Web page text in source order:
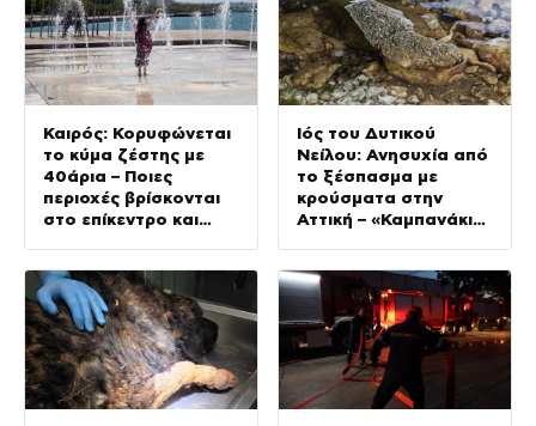
Καιρός: Κορυφώνεται
το κύμα ζέστης με
40άρια – Ποιες
περιοχές βρίσκονται
στο επίκεντρο και
μελτέμια
Ιός του Δυτικού
Νείλου: Ανησυχία από
το ξέσπασμα με
κρούσματα στην
Αττική – «Καμπανάκι»
την προστασία της
δημόσιας υγείας